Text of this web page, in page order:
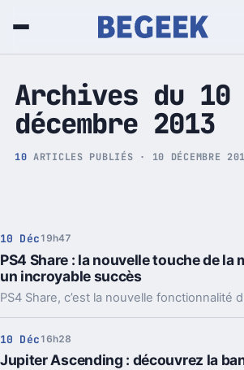
Tech et
Archives du 10
décembre 2013
10 ARTICLES PUBLIÉS · 10 DÉCEMBRE
10 Déc 19h47
PS4 Share : la nouvelle touche de la
un incroyable succès
10 Déc 16h28
Jupiter Ascending : découvrez la